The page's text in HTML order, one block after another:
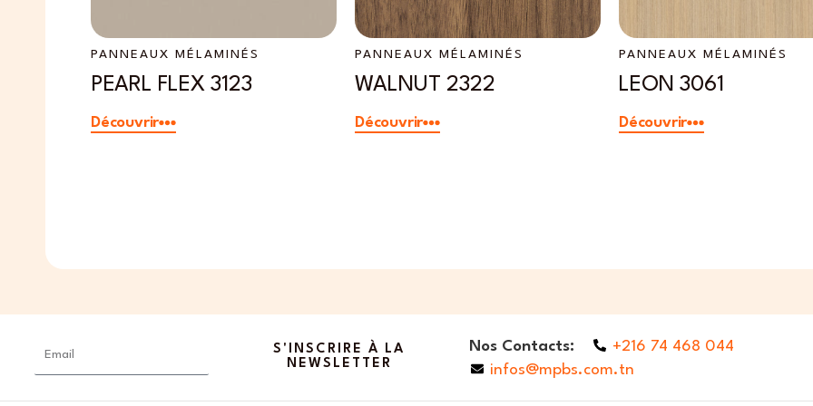
PANNEAUX MÉLAMINÉS
PEARL FLEX 3123
Découvrir
PANNEAUX MÉLAMINÉS
WALNUT 2322
Découvrir
PANNEAUX MÉLAMINÉS
LEON 3061
Découvrir
Email
S'INSCRIRE À LA
NEWSLETTER
Nos Contacts:
+216 74 468 044
infos@mpbs.com.tn